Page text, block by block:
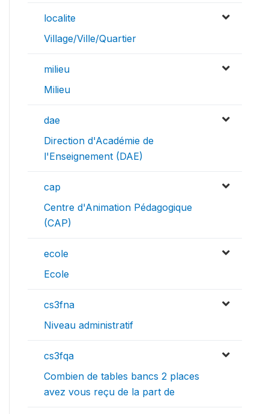
localite
Village/Ville/Quartier
milieu
Milieu
dae
Direction d'Académie de
l'Enseignement (DAE)
cap
Centre d'Animation Pédagogique
(CAP)
ecole
Ecole
cs3fna
Niveau administratif
cs3fqa
Combien de tables bancs 2 places
avez vous reçu de la part de